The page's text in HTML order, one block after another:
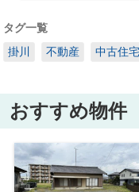
タグ一覧
掛川
不動産 中古住宅
おすすめ物件